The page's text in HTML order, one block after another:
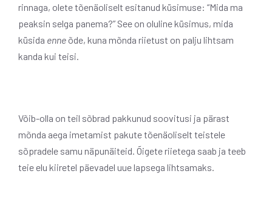
rinnaga, olete tõenäoliselt esitanud küsimuse: “Mida ma
peaksin selga panema?” See on oluline küsimus, mida
küsida enne õde, kuna mõnda riietust on palju lihtsam
kanda kui teisi.
Võib-olla on teil sõbrad pakkunud soovitusi ja pärast
mõnda aega imetamist pakute tõenäoliselt teistele
sõpradele samu näpunäiteid. Õigete riietega saab ja teeb
teie elu kiiretel päevadel uue lapsega lihtsamaks.